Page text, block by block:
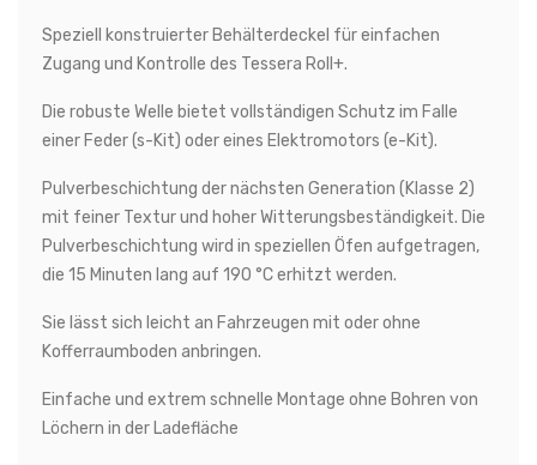
Speziell konstruierter Behälterdeckel für einfachen
Zugang und Kontrolle des Tessera Roll+.
Die robuste Welle bietet vollständigen Schutz im Falle
einer Feder (s-Kit) oder eines Elektromotors (e-Kit).
Pulverbeschichtung der nächsten Generation (Klasse 2)
mit feiner Textur und hoher Witterungsbeständigkeit. Die
Pulverbeschichtung wird in speziellen Öfen aufgetragen,
die 15 Minuten lang auf 190 °C erhitzt werden.
Sie lässt sich leicht an Fahrzeugen mit oder ohne
Kofferraumboden anbringen.
Einfache und extrem schnelle Montage ohne Bohren von
Löchern in der Ladefläche